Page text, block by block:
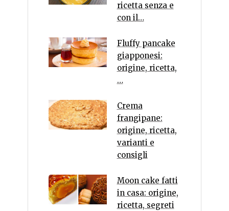
ricetta senza e
con il…
Fluffy pancake
giapponesi:
origine, ricetta,
…
Crema
frangipane:
origine, ricetta,
varianti e
consigli
Moon cake fatti
in casa: origine,
ricetta, segreti